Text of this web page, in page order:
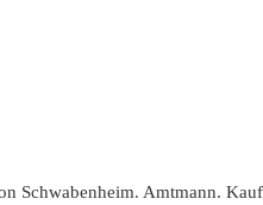
Schwabenheim. Amtmann.